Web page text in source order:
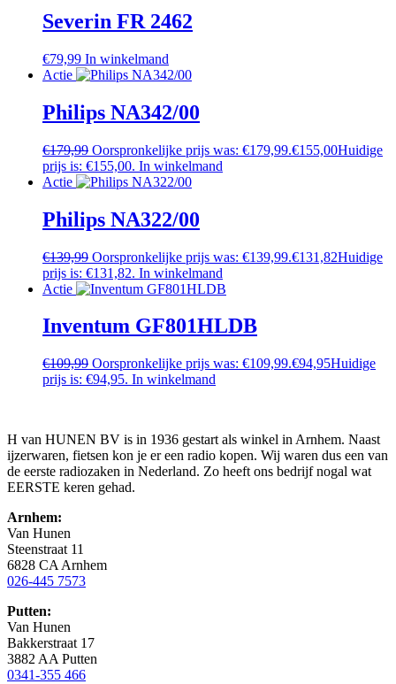
Severin FR 2462
€79,99 In winkelmand
Actie
Philips NA342/00
€179,99 Oorspronkelijke prijs was: €179,99.€155,00Huidige
prijs is: €155,00. In winkelmand
Actie
Philips NA322/00
€139,99 Oorspronkelijke prijs was: €139,99.€131,82Huidige
prijs is: €131,82. In winkelmand
Actie
Inventum GF801HLDB
€109,99 Oorspronkelijke prijs was: €109,99.€94,95Huidige
prijs is: €94,95. In winkelmand
H van HUNEN BV is in 1936 gestart als winkel in Arnhem. Naast
ijzerwaren, fietsen kon je er een radio kopen. Wij waren dus een van
de eerste radiozaken in Nederland. Zo heeft ons bedrijf nogal wat
EERSTE keren gehad.
Arnhem:
Van Hunen
Steenstraat 11
6828 CA Arnhem
026-445 7573
Putten:
Van Hunen
Bakkerstraat 17
3882 AA Putten
0341-355 466